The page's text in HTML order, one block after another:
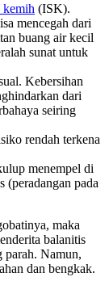
kemih (ISK).
mencegah dari
buang air kecil
sunat untuk
Kebersihan
dari
seiring
rendah terkena
menempel di
(peradangan pada
maka
balanitis
parah. Namun,
dan bengkak.